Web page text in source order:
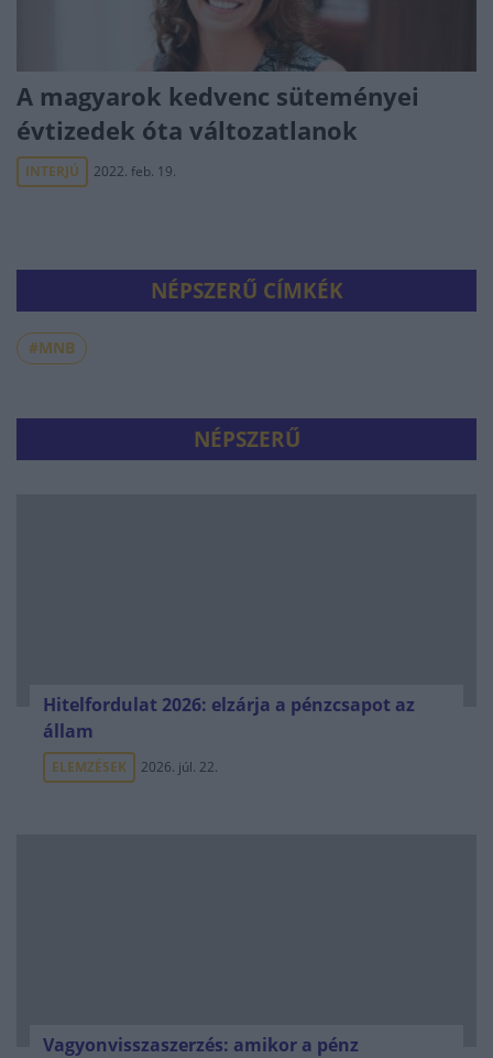
A magyarok kedvenc süteményei
évtizedek óta változatlanok
INTERJÚ 2022. feb. 19.
NÉPSZERŰ CÍMKÉK
#MNB
NÉPSZERŰ
Hitelfordulat 2026: elzárja a pénzcsapot az
állam
ELEMZÉSEK 2026. júl. 22.
Vagyonvisszaszerzés: amikor a pénz